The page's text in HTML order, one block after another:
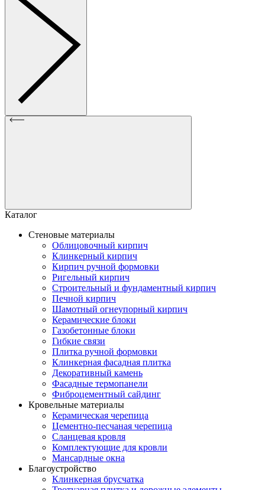
Каталог
Стеновые материалы
Облицовочный кирпич
Клинкерный кирпич
Кирпич ручной формовки
Ригельный кирпич
Строительный и фундаментный кирпич
Печной кирпич
Шамотный огнеупорный кирпич
Керамические блоки
Газобетонные блоки
Гибкие связи
Плитка ручной формовки
Клинкерная фасадная плитка
Декоративный камень
Фасадные термопанели
Фиброцементный сайдинг
Кровельные материалы
Керамическая черепица
Цементно-песчаная черепица
Сланцевая кровля
Комплектующие для кровли
Мансардные окна
Благоустройство
Клинкерная брусчатка